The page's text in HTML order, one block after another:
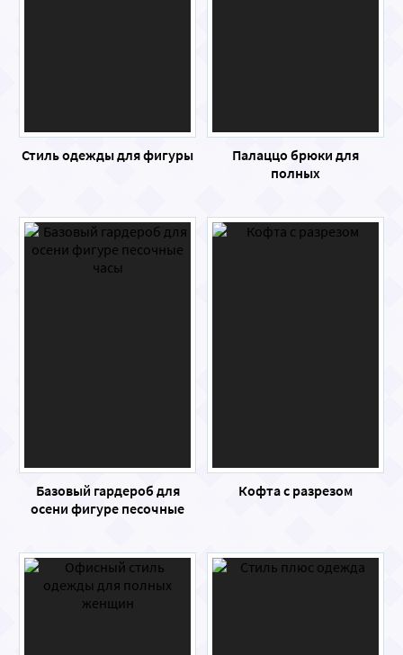
Стиль одежды для фигуры
Палаццо брюки для
полных
Базовый гардероб для
осени фигуре песочные
Кофта с разрезом